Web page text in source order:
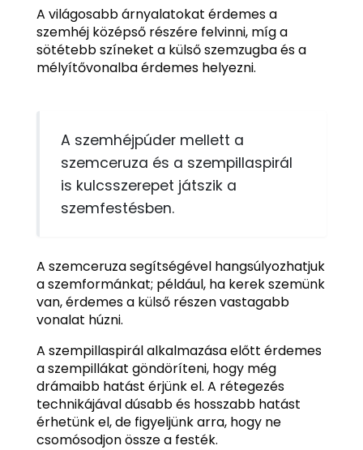
A világosabb árnyalatokat érdemes a
szemhéj középső részére felvinni, míg a
sötétebb színeket a külső szemzugba és a
mélyítővonalba érdemes helyezni.
A szemhéjpúder mellett a
szemceruza és a szempillaspirál
is kulcsszerepet játszik a
szemfestésben.
A szemceruza segítségével hangsúlyozhatjuk
a szemformánkat; például, ha kerek szemünk
van, érdemes a külső részen vastagabb
vonalat húzni.
A szempillaspirál alkalmazása előtt érdemes
a szempillákat göndöríteni, hogy még
drámaibb hatást érjünk el. A rétegezés
technikájával dúsabb és hosszabb hatást
érhetünk el, de figyeljünk arra, hogy ne
csomósodjon össze a festék.